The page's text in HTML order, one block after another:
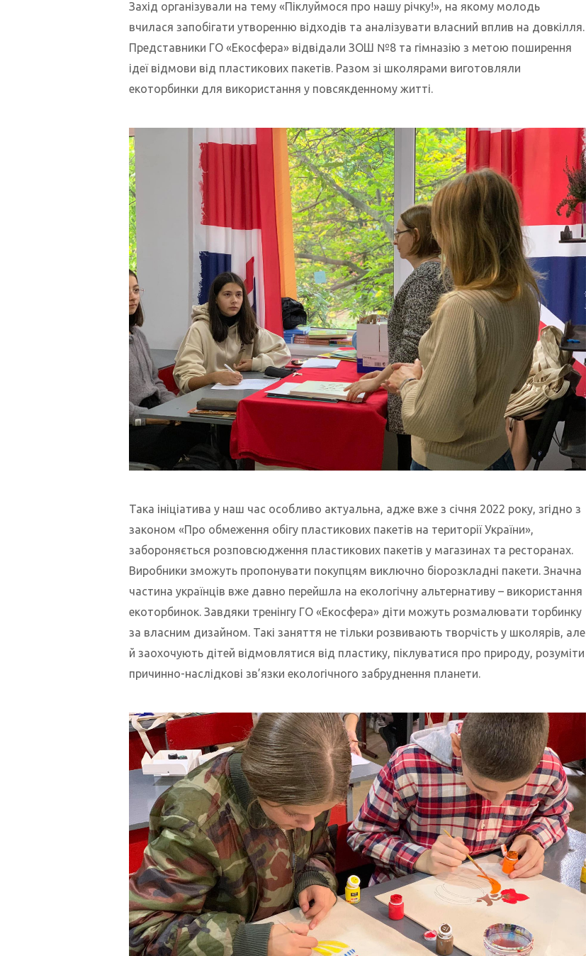
Захід організували на тему «Піклуймося про нашу річку!», на якому молодь
вчилася запобігати утворенню відходів та аналізувати власний вплив на довкілля.
Представники ГО «Екосфера» відвідали ЗОШ №8 та гімназію з метою поширення
ідеї відмови від пластикових пакетів. Разом зі школярами виготовляли
екоторбинки для використання у повсякденному житті.
Така ініціатива у наш час особливо актуальна, адже вже з січня 2022 року, згідно з
законом «Про обмеження обігу пластикових пакетів на території України»,
забороняється розповсюдження пластикових пакетів у магазинах та ресторанах.
Виробники зможуть пропонувати покупцям виключно біорозкладні пакети. Значна
частина українців вже давно перейшла на екологічну альтернативу – використання
екоторбинок. Завдяки тренінгу ГО «Екосфера» діти можуть розмалювати торбинку
за власним дизайном. Такі заняття не тільки розвивають творчість у школярів, але
й заохочують дітей відмовлятися від пластику, піклуватися про природу, розуміти
причинно-наслідкові зв’язки екологічного забруднення планети.